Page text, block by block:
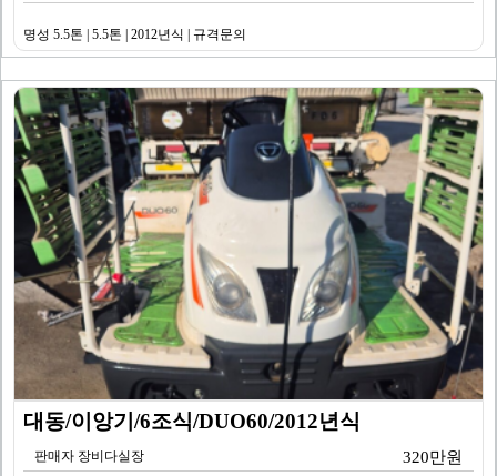
명성 5.5톤 | 5.5톤 | 2012년식 | 규격문의
대동/이앙기/6조식/DUO60/2012년식
판매자 장비다실장 320만원